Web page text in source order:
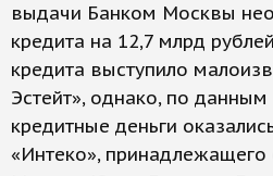
выдачи Банком Москвы
кредита на 12,7 млрд
кредита выступило
Эстейт», однако, по данным
кредитные деньги
«Интеко», принадлежащего